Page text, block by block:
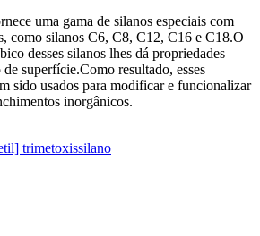
uma gama de silanos especiais com
como silanos C6, C8, C12, C16 e C18.O
desses silanos lhes dá propriedades
superfície.Como resultado, esses
sido usados para modificar e funcionalizar
inorgânicos.
trimetoxissilano